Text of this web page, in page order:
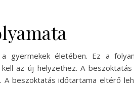
gyermekek életében. Ez a
az új helyzethez. A
beszoktatás időtartama eltérő